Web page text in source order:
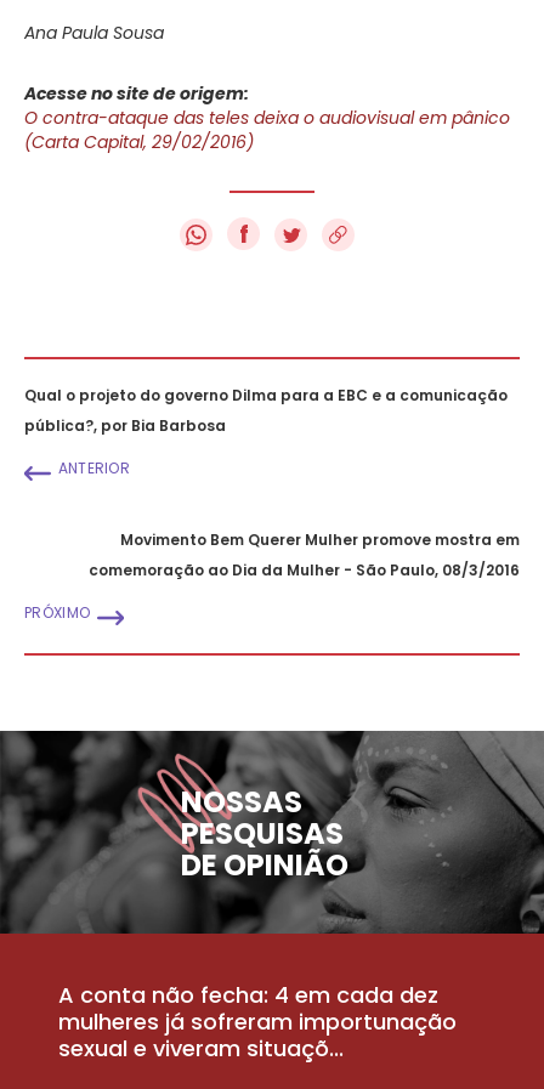
Ana Paula Sousa
Acesse no site de origem:
O contra-ataque das teles deixa o audiovisual em pânico
(Carta Capital, 29/02/2016)
f
Qual o projeto do governo Dilma para a EBC e a comunicação
pública?, por Bia Barbosa
ANTERIOR
Movimento Bem Querer Mulher promove mostra em
comemoração ao Dia da Mulher - São Paulo, 08/3/2016
PRÓXIMO
NOSSAS
PESQUISAS
DE OPINIÃO
A conta não fecha: 4 em cada dez
mulheres já sofreram importunação
sexual e viveram situaçõ...